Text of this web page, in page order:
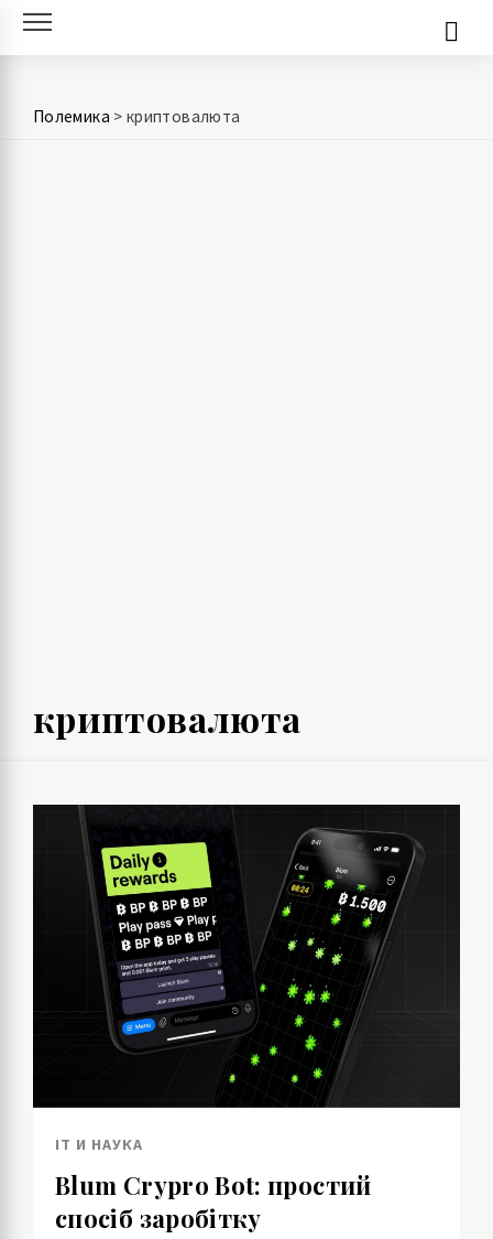
Skip
Полемика > криптовалюта
криптовалюта
IT И НАУКА
Blum Crypro Bot: простий
спосіб заробітку